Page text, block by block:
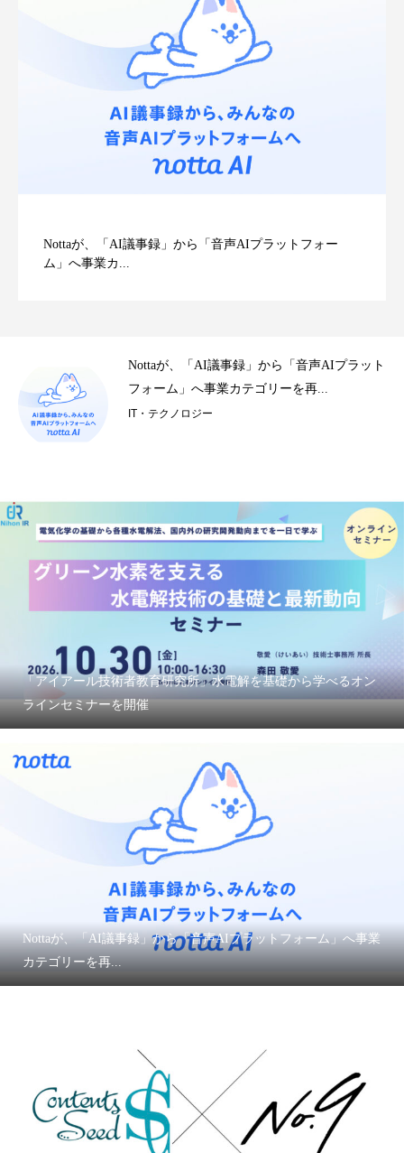
Nottaが、「AI議事録」から「音声AIプラットフォー
ム」へ事業カ...
Nottaが、「AI議事録」から「音声AIプラット
フォーム」へ事業カテゴリーを再...
IT・テクノロジー
「アイアール技術者教育研究所」水電解を基礎から学べるオン
ラインセミナーを開催
Nottaが、「AI議事録」から「音声AIプラットフォーム」へ事業
カテゴリーを再...